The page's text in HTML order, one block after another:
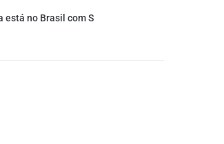
está no Brasil com S